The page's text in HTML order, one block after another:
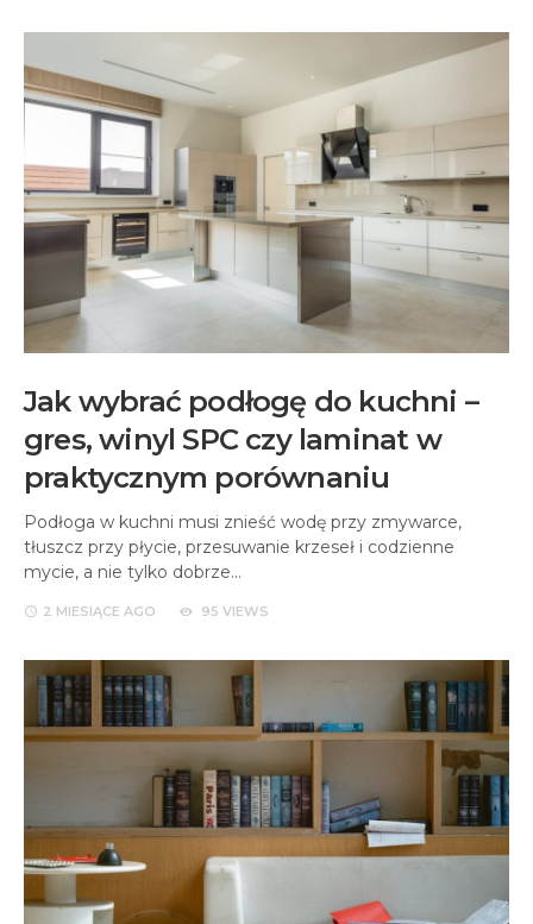
Jak wybrać podłogę do kuchni –
gres, winyl SPC czy laminat w
praktycznym porównaniu
Podłoga w kuchni musi znieść wodę przy zmywarce,
tłuszcz przy płycie, przesuwanie krzeseł i codzienne
mycie, a nie tylko dobrze…
2 MIESIĄCE AGO 95 VIEWS